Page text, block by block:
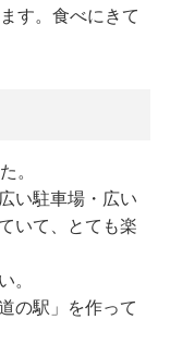
す。食べにきて
。
い駐車場・広い
いて、とても楽
。
の駅」を作って